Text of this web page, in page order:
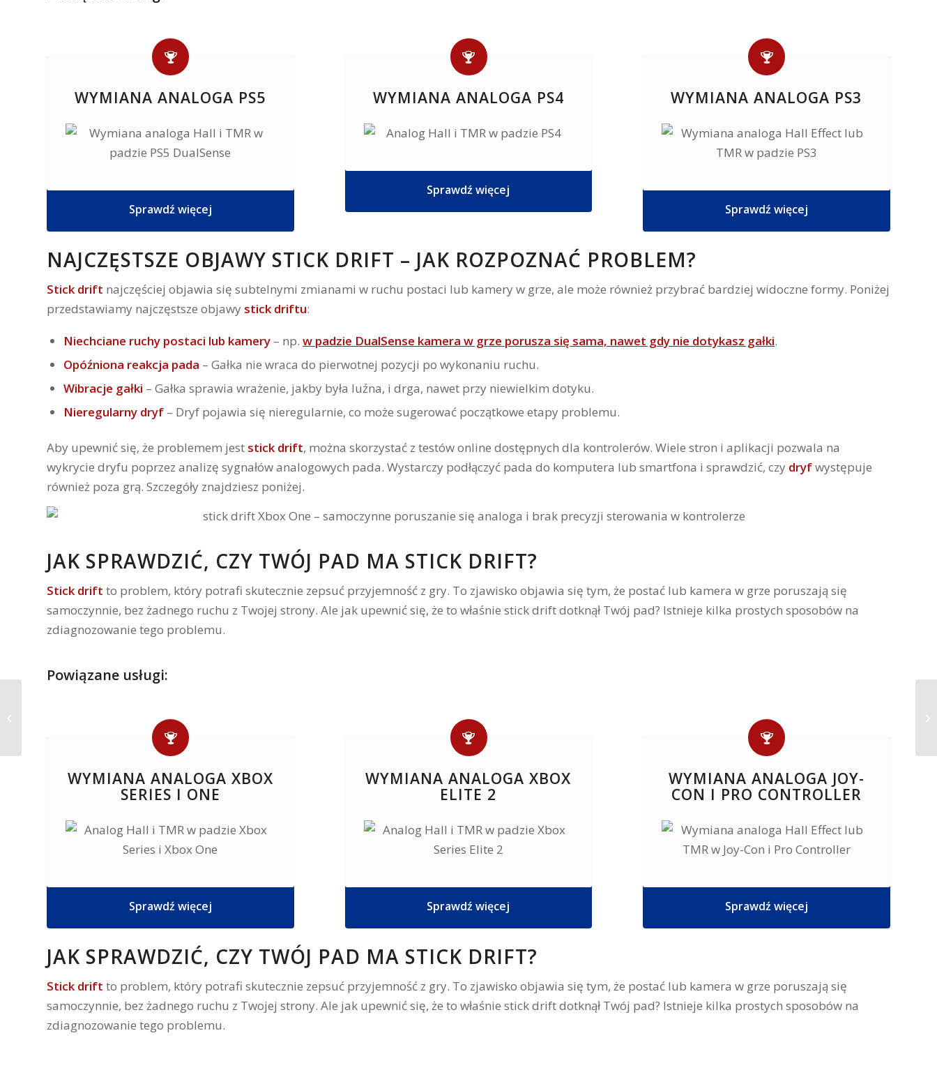
WYMIANA ANALOGA PS5
Sprawdź więcej
WYMIANA ANALOGA PS4
Sprawdź więcej
WYMIANA ANALOGA PS3
Sprawdź więcej
NAJCZĘSTSZE OBJAWY STICK DRIFT – JAK ROZPOZNAĆ PROBLEM?
Stick drift najczęściej objawia się subtelnymi zmianami w ruchu postaci lub kamery w grze, ale może również przybrać bardziej widoczne formy. Poniżej
przedstawiamy najczęstsze objawy stick driftu:
Niechciane ruchy postaci lub kamery – np. w padzie DualSense kamera w grze porusza się sama, nawet gdy nie dotykasz gałki.
Opóźniona reakcja pada – Gałka nie wraca do pierwotnej pozycji po wykonaniu ruchu.
Wibracje gałki – Gałka sprawia wrażenie, jakby była luźna, i drga, nawet przy niewielkim dotyku.
Nieregularny dryf – Dryf pojawia się nieregularnie, co może sugerować początkowe etapy problemu.
Aby upewnić się, że problemem jest stick drift, można skorzystać z testów online dostępnych dla kontrolerów. Wiele stron i aplikacji pozwala na
wykrycie dryfu poprzez analizę sygnałów analogowych pada. Wystarczy podłączyć pada do komputera lub smartfona i sprawdzić, czy dryfwystępuje
również poza grą. Szczegóły znajdziesz poniżej.
JAK SPRAWDZIĆ, CZY TWÓJ PAD MA STICK DRIFT?
Stick drift to problem, który potrafi skutecznie zepsuć przyjemność z gry. To zjawisko objawia się tym, że postać lub kamera w grze poruszają się
samoczynnie, bez żadnego ruchu z Twojej strony. Ale jak upewnić się, że to właśnie stick drift dotknął Twój pad? Istnieje kilka prostych sposobów na
zdiagnozowanie tego problemu.
Powiązane usługi:
WYMIANA ANALOGA XBOX
SERIES I ONE
Sprawdź więcej
WYMIANA ANALOGA XBOX
ELITE 2
Sprawdź więcej
WYMIANA ANALOGA JOY-
CON I PRO CONTROLLER
Sprawdź więcej
JAK SPRAWDZIĆ, CZY TWÓJ PAD MA STICK DRIFT?
Stick drift to problem, który potrafi skutecznie zepsuć przyjemność z gry. To zjawisko objawia się tym, że postać lub kamera w grze poruszają się
samoczynnie, bez żadnego ruchu z Twojej strony. Ale jak upewnić się, że to właśnie stick drift dotknął Twój pad? Istnieje kilka prostych sposobów na
zdiagnozowanie tego problemu.
PlayStation Stars – co
się stało z programem